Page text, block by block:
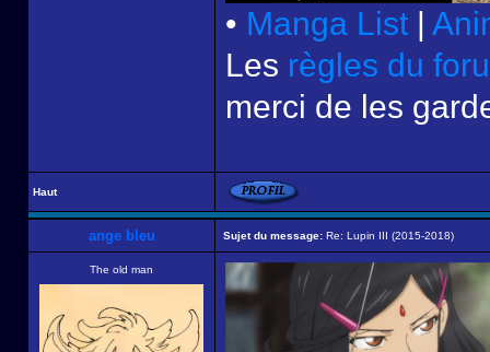
• Manga List |
Les règles du
merci de les
Haut
ange bleu Sujet du message: Re: Lupin III (2015-2018)
The old man